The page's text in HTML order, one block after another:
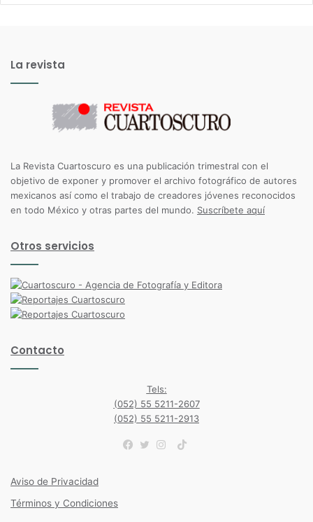
La revista
La Revista Cuartoscuro es una publicación trimestral con el
objetivo de exponer y promover el archivo fotográfico de autores
mexicanos así como el trabajo de creadores jóvenes reconocidos
en todo México y otras partes del mundo. Suscríbete aquí
Otros servicios
Contacto
Tels:
(052) 55 5211-2607
(052) 55 5211-2913
TikTok
Aviso de Privacidad
Términos y Condiciones